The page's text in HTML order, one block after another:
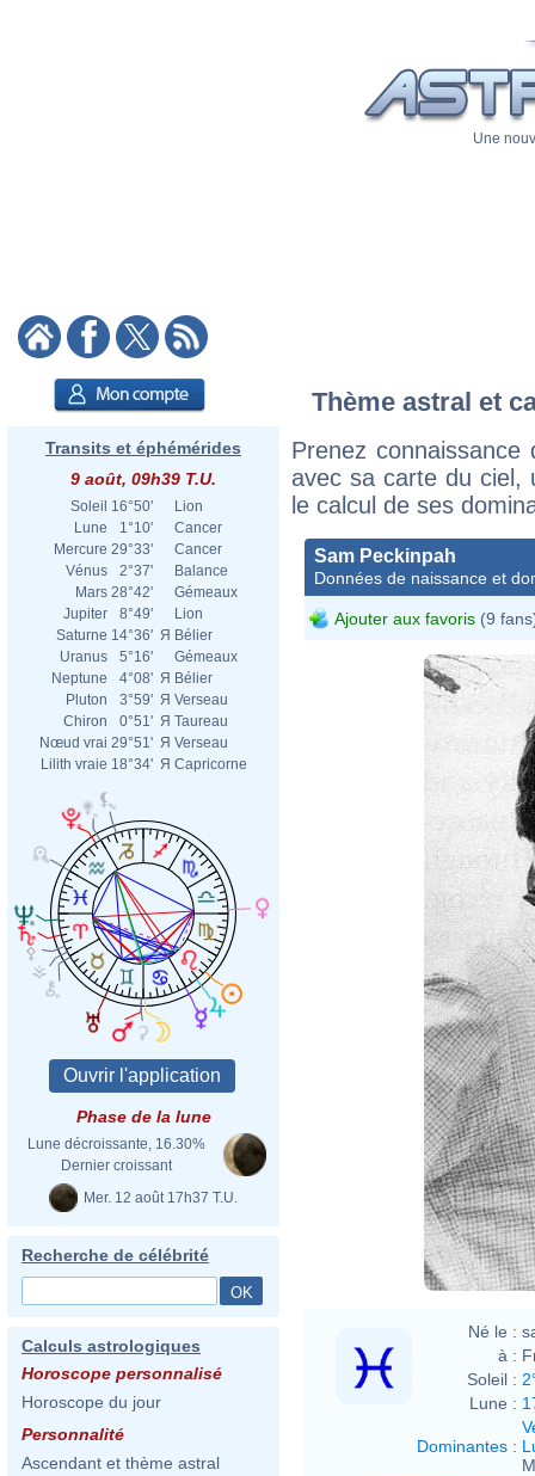
Une
Transits et éphémérides
9 août, 09h39 T.U.
Soleil 16°50'
Lion
Lune
1°10'
Cancer
Mercure 29°33'
Cancer
Vénus
2°37'
Balance
Mars 28°42'
Gémeaux
Jupiter
8°49'
Lion
Saturne 14°36' Я Bélier
Uranus
5°16'
Gémeaux
Neptune
4°08' Я Bélier
Pluton
3°59' Я Verseau
Chiron
0°51' Я Taureau
Nœud vrai 29°51' Я Verseau
Lilith vraie 18°34' Я Capricorne
Phase de la lune
Lune décroissante, 16.30%
Dernier croissant
Mer. 12 août 17h37 T.U.
Recherche de célébrité
Calculs astrologiques
Horoscope personnalisé
Horoscope du jour
Personnalité
Ascendant et thème astral
Thème astral et
Prenez
avec sa carte du ciel,
le calcul de ses
Sam Peckinpah
Données de naissance et
Ajouter aux favoris (9
Né le :
à :
Soleil :
Lune :
Dominantes :